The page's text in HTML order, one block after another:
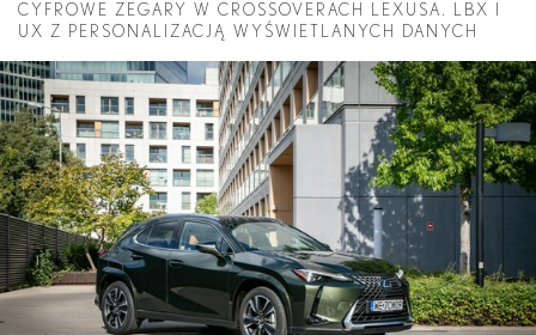
CYFROWE ZEGARY W CROSSOVERACH LEXUSA. LBX I
UX Z PERSONALIZACJĄ WYŚWIETLANYCH DANYCH